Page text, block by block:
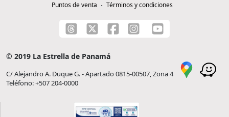
Puntos de venta
Términos y condiciones
© 2019 La Estrella de Panamá
C/ Alejandro A. Duque G. - Apartado 0815-00507, Zona 4
Teléfono: +507 204-0000